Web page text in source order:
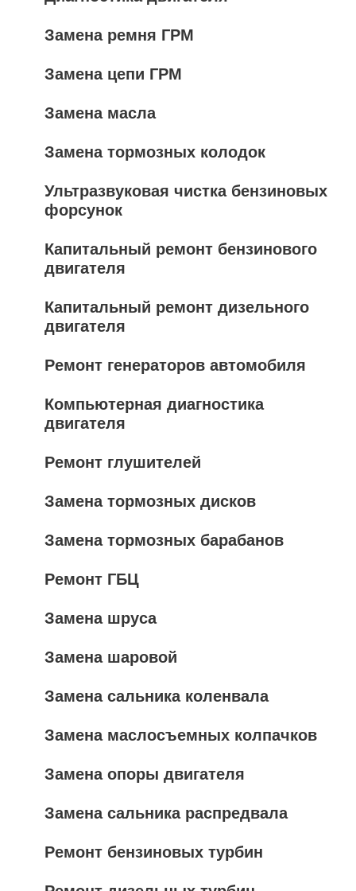
Замена ремня ГРМ
Замена цепи ГРМ
Замена масла
Замена тормозных колодок
Ультразвуковая чистка бензиновых
форсунок
Капитальный ремонт бензинового
двигателя
Капитальный ремонт дизельного
двигателя
Ремонт генераторов автомобиля
Компьютерная диагностика
двигателя
Ремонт глушителей
Замена тормозных дисков
Замена тормозных барабанов
Ремонт ГБЦ
Замена шруса
Замена шаровой
Замена сальника коленвала
Замена маслосъемных колпачков
Замена опоры двигателя
Замена сальника распредвала
Ремонт бензиновых турбин